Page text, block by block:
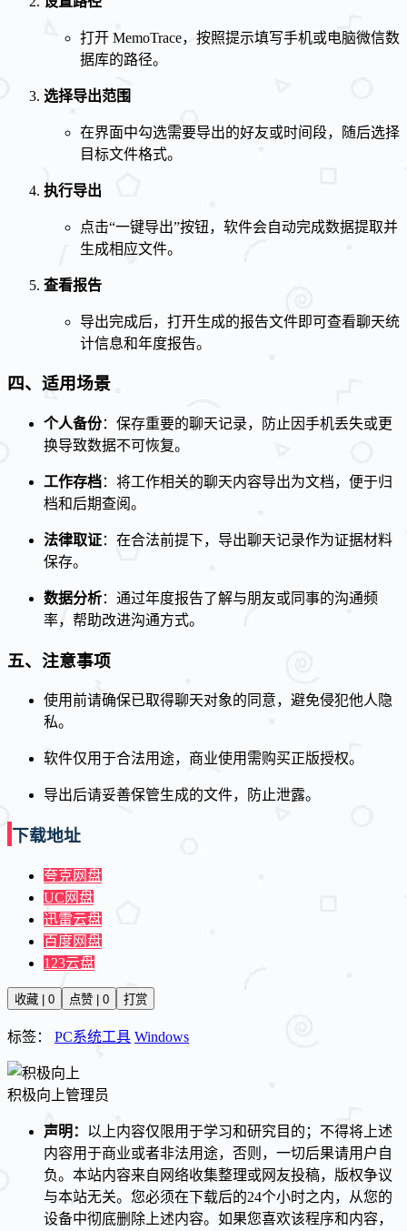
打开 MemoTrace，按照提示填写手机或电脑微信数
据库的路径。
选择导出范围
在界面中勾选需要导出的好友或时间段，随后选择
目标文件格式。
执行导出
点击“一键导出”按钮，软件会自动完成数据提取并
生成相应文件。
查看报告
导出完成后，打开生成的报告文件即可查看聊天统
计信息和年度报告。
四、适用场景
个人备份：保存重要的聊天记录，防止因手机丢失或更
换导致数据不可恢复。
工作存档：将工作相关的聊天内容导出为文档，便于归
档和后期查阅。
法律取证：在合法前提下，导出聊天记录作为证据材料
保存。
数据分析：通过年度报告了解与朋友或同事的沟通频
率，帮助改进沟通方式。
五、注意事项
使用前请确保已取得聊天对象的同意，避免侵犯他人隐
私。
软件仅用于合法用途，商业使用需购买正版授权。
导出后请妥善保管生成的文件，防止泄露。
下载地址
夸克网盘
UC网盘
迅雷云盘
百度网盘
123云盘
收藏 | 0 点赞 | 0 打赏
标签： PC系统工具 Windows
积极向上管理员
声明： 以上内容仅限用于学习和研究目的；不得将上述
内容用于商业或者非法用途，否则，一切后果请用户自
负。本站内容来自网络收集整理或网友投稿，版权争议
与本站无关。您必须在下载后的24个小时之内，从您的
设备中彻底删除上述内容。如果您喜欢该程序和内容，